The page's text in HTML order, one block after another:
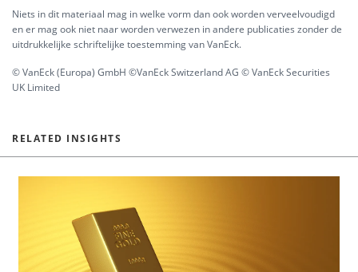
Niets in dit materiaal mag in welke vorm dan ook worden verveelvoudigd
en er mag ook niet naar worden verwezen in andere publicaties zonder de
uitdrukkelijke schriftelijke toestemming van VanEck.
© VanEck (Europa) GmbH ©VanEck Switzerland AG © VanEck Securities
UK Limited
RELATED INSIGHTS